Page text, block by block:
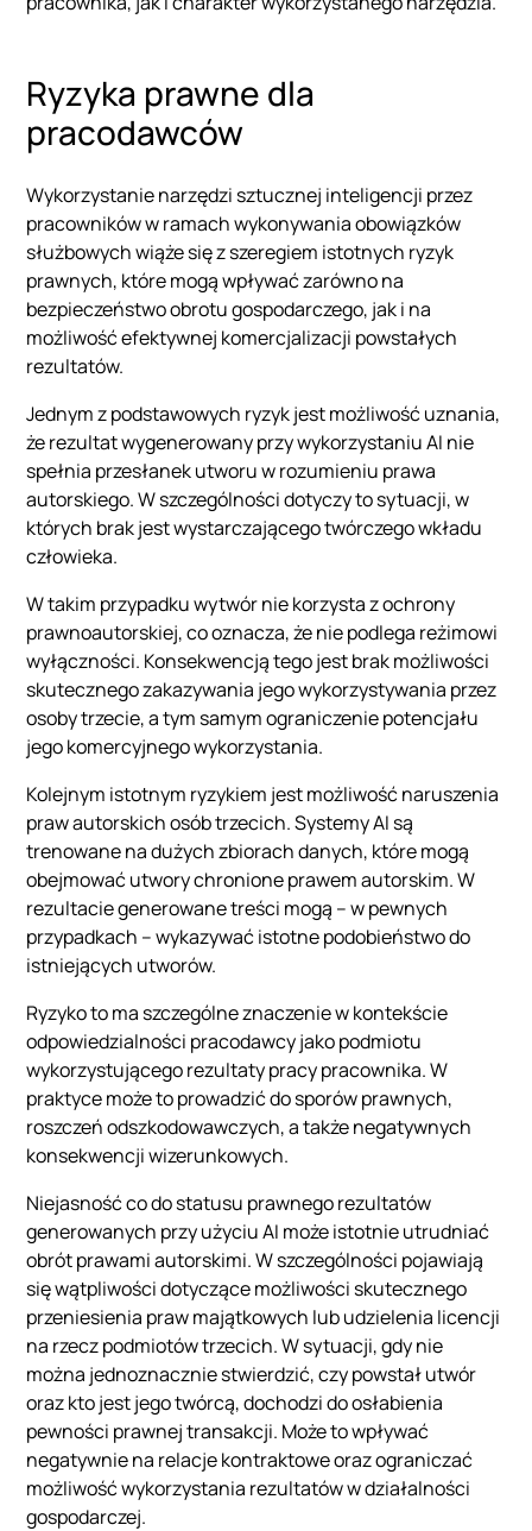
Ryzyka prawne dla
pracodawców
Wykorzystanie narzędzi sztucznej inteligencji przez
pracowników w ramach wykonywania obowiązków
służbowych wiąże się z szeregiem istotnych ryzyk
prawnych, które mogą wpływać zarówno na
bezpieczeństwo obrotu gospodarczego, jak i na
możliwość efektywnej komercjalizacji powstałych
rezultatów.
Jednym z podstawowych ryzyk jest możliwość uznania,
że rezultat wygenerowany przy wykorzystaniu AI nie
spełnia przesłanek utworu w rozumieniu prawa
autorskiego. W szczególności dotyczy to sytuacji, w
których brak jest wystarczającego twórczego wkładu
człowieka.
W takim przypadku wytwór nie korzysta z ochrony
prawnoautorskiej, co oznacza, że nie podlega reżimowi
wyłączności. Konsekwencją tego jest brak możliwości
skutecznego zakazywania jego wykorzystywania przez
osoby trzecie, a tym samym ograniczenie potencjału
jego komercyjnego wykorzystania.
Kolejnym istotnym ryzykiem jest możliwość naruszenia
praw autorskich osób trzecich. Systemy AI są
trenowane na dużych zbiorach danych, które mogą
obejmować utwory chronione prawem autorskim. W
rezultacie generowane treści mogą – w pewnych
przypadkach – wykazywać istotne podobieństwo do
istniejących utworów.
Ryzyko to ma szczególne znaczenie w kontekście
odpowiedzialności pracodawcy jako podmiotu
wykorzystującego rezultaty pracy pracownika. W
praktyce może to prowadzić do sporów prawnych,
roszczeń odszkodowawczych, a także negatywnych
konsekwencji wizerunkowych.
Niejasność co do statusu prawnego rezultatów
generowanych przy użyciu AI może istotnie utrudniać
obrót prawami autorskimi. W szczególności pojawiają
się wątpliwości dotyczące możliwości skutecznego
przeniesienia praw majątkowych lub udzielenia licencji
na rzecz podmiotów trzecich. W sytuacji, gdy nie
można jednoznacznie stwierdzić, czy powstał utwór
oraz kto jest jego twórcą, dochodzi do osłabienia
pewności prawnej transakcji. Może to wpływać
negatywnie na relacje kontraktowe oraz ograniczać
możliwość wykorzystania rezultatów w działalności
gospodarczej.